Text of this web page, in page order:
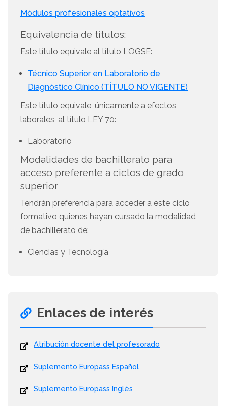
Módulos profesionales optativos
Equivalencia de títulos:
Este título equivale al título LOGSE:
Técnico Superior en Laboratorio de
Diagnóstico Clínico (TÍTULO NO VIGENTE)
Este título equivale, únicamente a efectos
laborales, al título LEY 70:
Laboratorio
Modalidades de bachillerato para
acceso preferente a ciclos de grado
superior
Tendrán preferencia para acceder a este ciclo
formativo quienes hayan cursado la modalidad
de bachillerato de:
Ciencias y Tecnología
Enlaces de interés
Atribución docente del profesorado
Suplemento Europass Español
Suplemento Europass Inglés